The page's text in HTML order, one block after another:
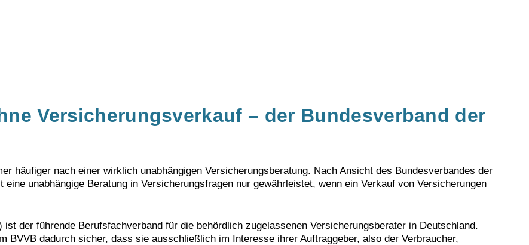
Versicherungsverkauf – der Bundesverband der
häufiger nach einer wirklich unabhängigen Versicherungsberatung. Nach Ansicht des Bundesverbandes der
unabhängige Beratung in Versicherungsfragen nur gewährleistet, wenn ein Verkauf von Versicherungen
der führende Berufsfachverband für die behördlich zugelassenen Versicherungsberater in Deutschland.
BVVB dadurch sicher, dass sie ausschließlich im Interesse ihrer Auftraggeber, also der Verbraucher,